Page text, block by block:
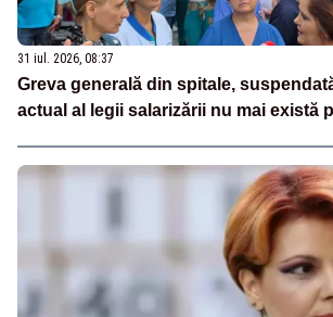
31 iul. 2026, 08:37
Greva generală din spitale,
actual al legii salarizării nu mai există